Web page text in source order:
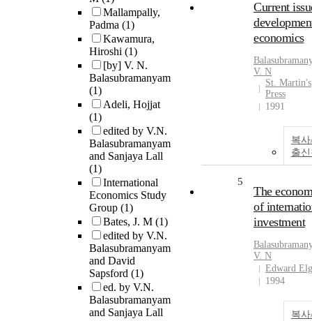
Mallampally,
Padma (1)
Kawamura,
Hiroshi (1)
[by] V. N.
Balasubramanyam
(1)
Adeli, Hojjat
(1)
edited by V.N.
Balasubramanyam
and Sanjaya Lall
(1)
International
Economics Study
Group (1)
Bates, J. M (1)
edited by V.N.
Balasubramanyam
and David
Sapsford (1)
ed. by V.N.
Balasubramanyam
and Sanjaya Lall
Current
economics
V. N
St. Martin's
Press
1991
복
출
5
The
of
investment
V. N
Edward
1994
복